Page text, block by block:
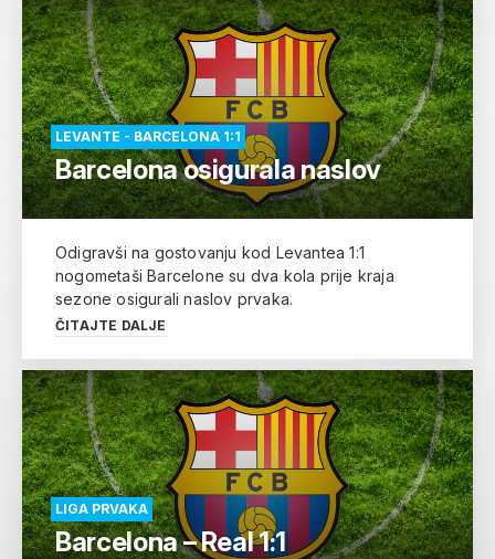
LEVANTE - BARCELONA 1:1
Barcelona osigurala naslov
Odigravši na gostovanju kod Levantea 1:1
nogometaši Barcelone su dva kola prije kraja
sezone osigurali naslov prvaka.
ČITAJTE DALJE
LIGA PRVAKA
Barcelona – Real 1:1